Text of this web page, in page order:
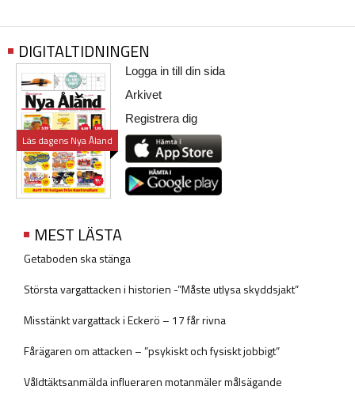
DIGITALTIDNINGEN
Läs dagens Nya Åland
Logga in till din sida
Arkivet
Registrera dig
MEST LÄSTA
Getaboden ska stänga
Största vargattacken i historien -”Måste utlysa skyddsjakt”
Misstänkt vargattack i Eckerö – 17 får rivna
Fårägaren om attacken – ”psykiskt och fysiskt jobbigt”
Våldtäktsanmälda influeraren motanmäler målsägande